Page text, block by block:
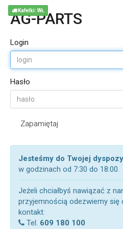
AG-PARTS
Login
Hasło
Zapamiętaj
Jesteśmy do Twojej
w godzinach od 7:30 do 18:00.
Jeżeli chciałbyś nawiązać z
przyjemnością odezwiemy się
kontakt:
Tel. 609 180 100
Kafelki: WŁ